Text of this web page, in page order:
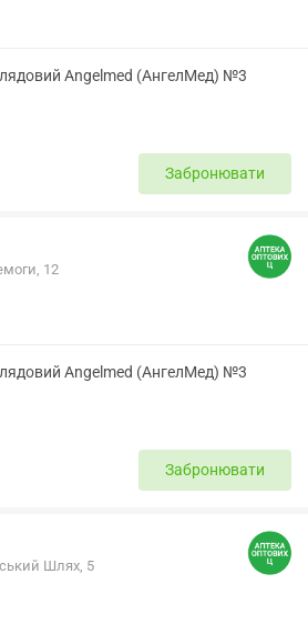
Angelmed (АнгелМед) №3
Забронювати
12
Angelmed (АнгелМед) №3
Забронювати
Шлях, 5